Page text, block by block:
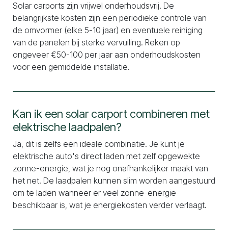
Solar carports zijn vrijwel onderhoudsvrij. De
belangrijkste kosten zijn een periodieke controle van
de omvormer (elke 5-10 jaar) en eventuele reiniging
van de panelen bij sterke vervuiling. Reken op
ongeveer €50-100 per jaar aan onderhoudskosten
voor een gemiddelde installatie.
Kan ik een solar carport combineren met
elektrische laadpalen?
Ja, dit is zelfs een ideale combinatie. Je kunt je
elektrische auto's direct laden met zelf opgewekte
zonne-energie, wat je nog onafhankelijker maakt van
het net. De laadpalen kunnen slim worden aangestuurd
om te laden wanneer er veel zonne-energie
beschikbaar is, wat je energiekosten verder verlaagt.